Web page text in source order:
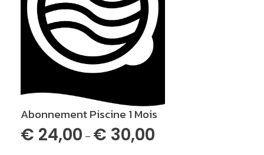
Abonnement Piscine 1 Mois
€ 24,00 – € 30,00